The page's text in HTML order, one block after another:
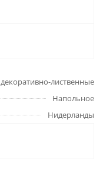
декоративно-лиственные
Напольное
Нидерланды